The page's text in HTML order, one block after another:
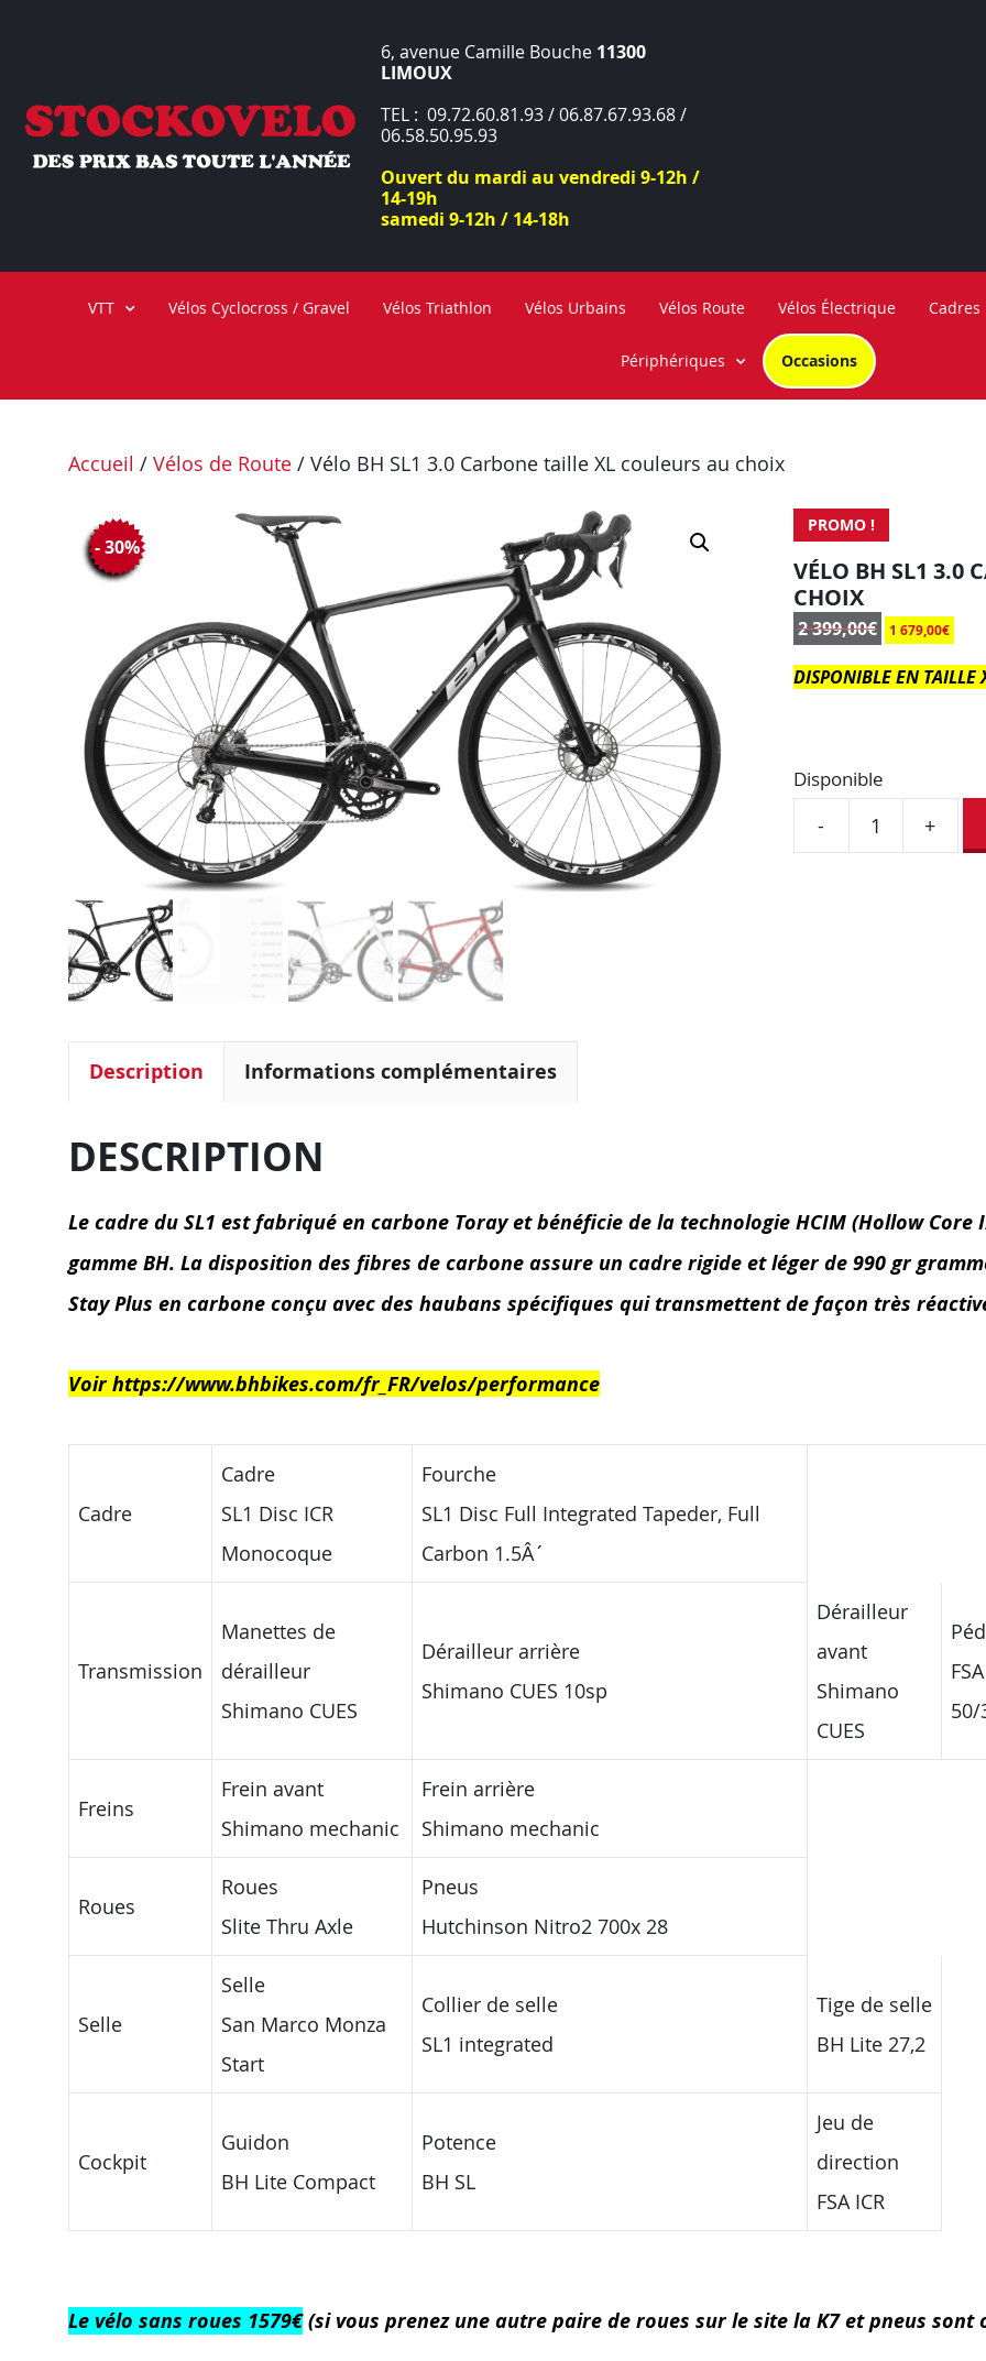
6, avenue Camille Bouche 11300
LIMOUX
TEL : 09.72.60.81.93 / 06.87.67.93.68 /
06.58.50.95.93
Ouvert du mardi au vendredi 9-12h /
14-19h
samedi 9-12h / 14-18h
VTT Vélos Cyclocross / Gravel Vélos Triathlon Vélos Urbains Vélos Route Vélos Électrique Cadres
Périphériques Occasions
Accueil / Vélos de Route / Vélo BH SL1 3.0 Carbone taille XL couleurs au choix
PROMO !
VÉLO BH SL1 3.0
CHOIX
2 399,00€ 1 679,00€
- 30%
DISPONIBLE EN TAILLE
Disponible
- +
Description Informations complémentaires
DESCRIPTION
Le cadre du SL1 est fabriqué en carbone Toray et bénéficie de la technologie HCIM (Hollow
gamme BH. La disposition des fibres de carbone assure un cadre rigide et léger de 990 gr
Stay Plus en carbone conçu avec des haubans spécifiques qui transmettent de façon très
Voir https://www.bhbikes.com/fr_FR/velos/performance
Cadre
Cadre
SL1 Disc ICR
Monocoque
Fourche
SL1 Disc Full Integrated Tapeder, Full
Carbon 1.5Â´
Transmission
Manettes de
dérailleur
Shimano CUES
Dérailleur arrière
Shimano CUES 10sp
Dérailleur
avant
Shimano
CUES
50/
Freins
Frein avant
Shimano mechanic
Frein arrière
Shimano mechanic
Roues
Roues
Slite Thru Axle
Pneus
Hutchinson Nitro2 700x 28
Selle
Selle
San Marco Monza
Start
Collier de selle
SL1 integrated
Tige de selle
BH Lite 27,2
Cockpit
Guidon
BH Lite Compact
Potence
BH SL
Jeu de
direction
FSA ICR
Le vélo sans roues 1579€(si vous prenez une autre paire de roues sur le site la K7 et pneus sont